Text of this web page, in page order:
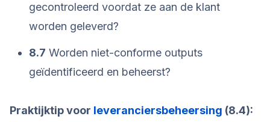
gecontroleerd voordat ze aan de klant
worden geleverd?
8.7 Worden niet-conforme outputs
geïdentificeerd en beheerst?
Praktijktip voor leveranciersbeheersing (8.4):